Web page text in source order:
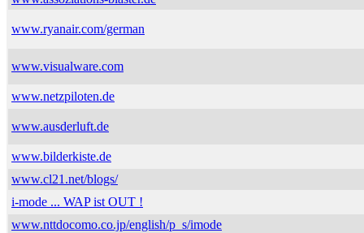
www.ryanair.com/german
www.visualware.com
www.netzpiloten.de
www.ausderluft.de
www.bilderkiste.de
www.cl21.net/blogs/
i-mode ... WAP ist OUT !
www.nttdocomo.co.jp/english/p_s/imode